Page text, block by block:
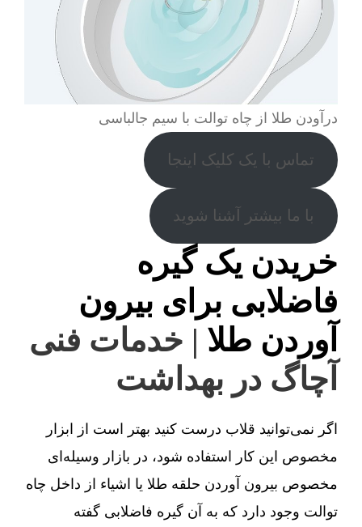
درآودن طلا از چاه توالت با سیم جالباسی
تماس با یک کلیک اینجا
با ما بیشتر آشنا شوید
خریدن یک گیره
فاضلابی برای بیرون
آوردن طلا | خدمات فنی
آچاگ در بهداشت
اگر نمی‌توانید قلاب درست کنید بهتر است از ابزار
مخصوص این کار استفاده شود، در بازار وسیله‌ای
مخصوص بیرون آوردن حلقه طلا یا اشیاء از داخل چاه
توالت وجود دارد که به آن گیره فاضلابی گفته